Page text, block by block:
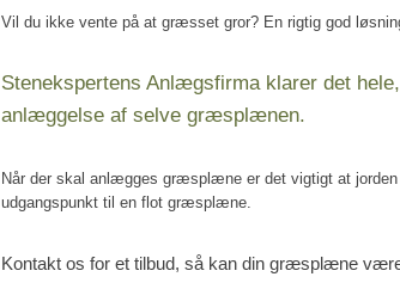
Vil du ikke vente på at græsset gror? En rigtig god
Stenekspertens Anlægsfirma klarer det
anlæggelse af selve græsplænen.
Når der skal anlægges græsplæne er det vigtigt at
udgangspunkt til en flot græsplæne.
Kontakt os for et tilbud, så kan din græsplæne